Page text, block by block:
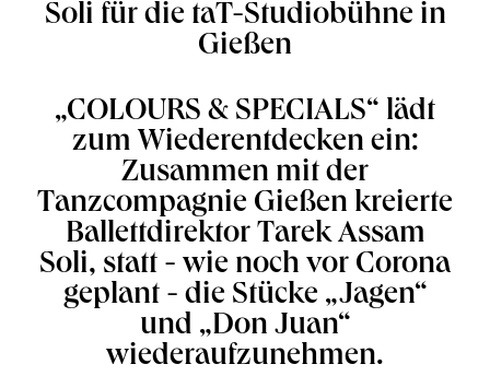
Soli für die taT-Studiobühne in
Gießen
„COLOURS & SPECIALS“ lädt
zum Wiederentdecken ein:
Zusammen mit der
Tanzcompagnie Gießen kreierte
Ballettdirektor Tarek Assam
Soli, statt - wie noch vor Corona
geplant - die Stücke „Jagen“
und „Don Juan“
wiederaufzunehmen.